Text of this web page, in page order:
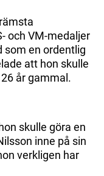
och VM-medaljer
som en ordentlig
att hon skulle
år gammal.
skulle göra en
inne på sin
verkligen har